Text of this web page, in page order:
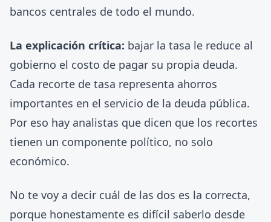
bancos centrales de todo el mundo.
La explicación crítica: bajar la tasa le reduce al
gobierno el costo de pagar su propia deuda.
Cada recorte de tasa representa ahorros
importantes en el servicio de la deuda pública.
Por eso hay analistas que dicen que los recortes
tienen un componente político, no solo
económico.
No te voy a decir cuál de las dos es la correcta,
porque honestamente es difícil saberlo desde